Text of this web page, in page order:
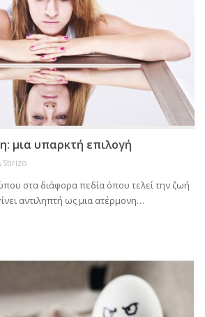
μια υπαρκτή επιλογή
Stirizo
στα διάφορα πεδία όπου τελεί την ζωή
αντιληπτή ως μια ατέρμονη…